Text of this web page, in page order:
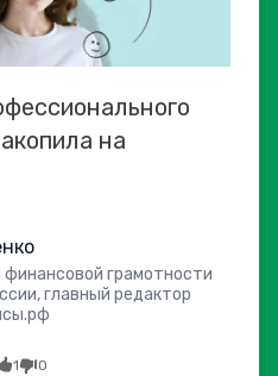
на
грамотности
главный редактор
1 0